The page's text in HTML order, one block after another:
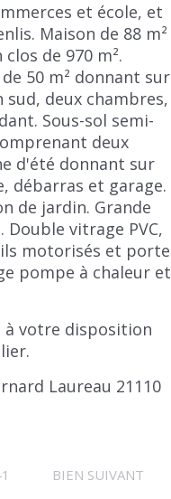
et école, et
Maison de 88 m²
de 970 m².
50 m² donnant sur
deux chambres,
Sous-sol semi-
deux
d'été donnant sur
débarras et garage.
de jardin. Grande
Double vitrage PVC,
motorisés et porte
pompe à chaleur et
à votre disposition
Laureau 21110
BIEN SUIVANT